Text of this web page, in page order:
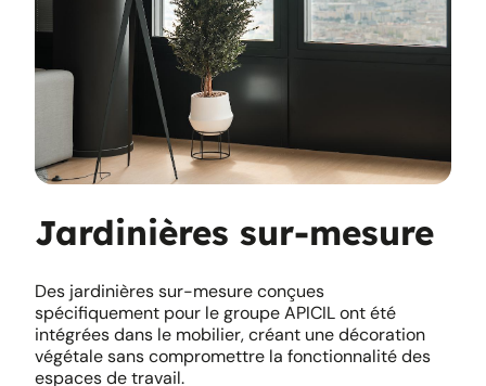
Jardinières sur-mesure
Des jardinières sur-mesure conçues
spécifiquement pour le groupe APICIL ont été
intégrées dans le mobilier, créant une décoration
végétale sans compromettre la fonctionnalité des
espaces de travail.